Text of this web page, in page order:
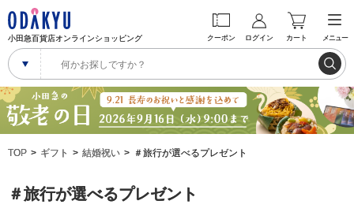
小田急百貨店オンラインショッピング クーポン ログイン カート メニュー
TOP ギフト 結婚祝い ＃旅行が選べるプレゼント
＃旅行が選べるプレゼント